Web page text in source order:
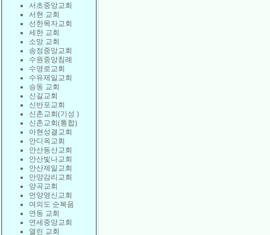
서초중앙교회
서현 교회
선한목자교회
세한 교회
소망 교회
송정중앙교회
수원중앙침례
수영로교회
수유제일교회
승동 교회
신길교회
신반포교회
신촌교회(기성 )
신촌교회(통합)
아현성결교회
안디옥교회
안산동산교회
안산빛나교회
안산제일교회
안양감리교회
양곡교회
언양영신교회
여의도 순복음
연동 교회
연세중앙교회
열린 교회